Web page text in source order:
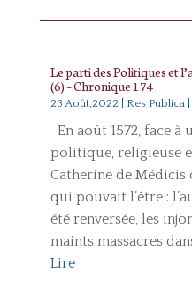
Le parti des Politiques et
(6) – Chronique 174
23 Août,2022 Res Publica|
En août 1572, face
politique, religieuse
Catherine de Médicis
qui pouvait l’être :
été renversée, les
maints massacres
Lire